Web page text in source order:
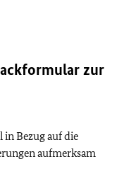
zur
in Bezug auf die
aufmerksam